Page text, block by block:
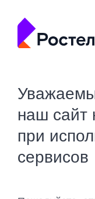
наш сайт
при
сервисов